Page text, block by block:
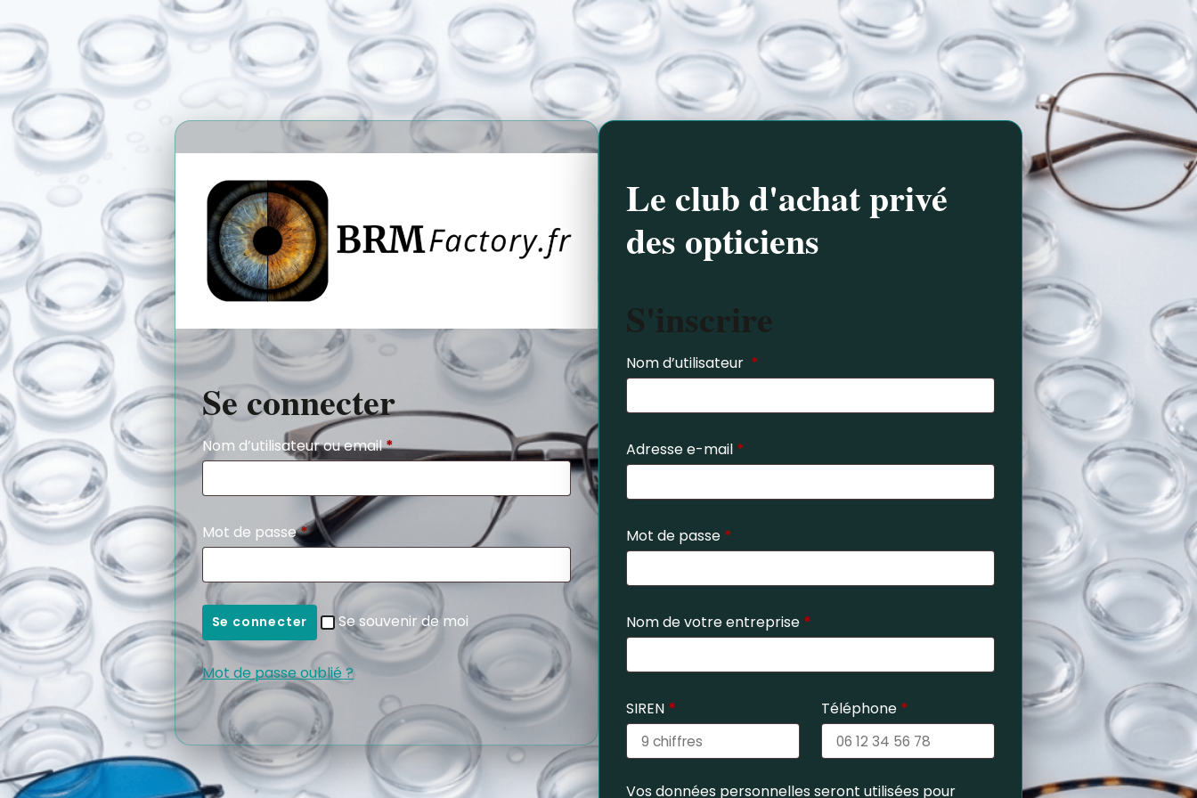
Se connecter
Nom d’utilisateur ou email*
Mot de passe*
Se connecter Se souvenir de moi
Mot de passe oublié ?
Le club d'achat privé
des opticiens
S'inscrire
Nom d’utilisateur *
Adresse e-mail *
Mot de passe *
Nom de votre entreprise *
SIREN * Téléphone *
Vos données personnelles seront utilisées pour